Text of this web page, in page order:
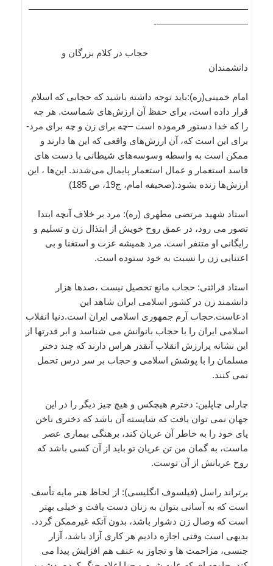
————————————————————————
——————————-
حجاب در کلام بزرگان و
دانشمندان
امام خمینی(ره):باید توجه داشته باشید که حجابی که اسلام
قرار داده است، برای حفظ آن ارزش‌های شماست. هر چه
را که خدا دستور فرموده است –چه برای زن و چه برای مرد-
برای این است که، آن ارزش‌های واقعی که این ها دارند و
ممکن است به واسطه وسوسه‌های شیطانی با دست های
فاسد استعمار و عمال استعمار پایمال می‌شدند. این‌ها ، این
ارزش‌ها زنده بشود.(صحیفه امام، ج19، ص 185)
استاد شهید مرتضی مطهری (ره): مرد بر خلاف آنچه ابتدا
تصور می رود، در عمق روح خویش از ابتذال زن و تسلیم و
رایگانی او متنفر است. مرد همیشه عزت و استغنا و بی
اعتنایی زن را نسبت به خود ستوده است.
استاد قرائتی: حجاب مانع تحصیل نیست ،صدها هزار
دانشمند زن در کشور اسلامی ایران شاهد این
ادعاست.حجاب آرم جمهوری اسلامی ایران است.دنیا انقلاب
اسلامی ایران را با حجاب بانوانش می شناسد و ابر قدرتها از
این نشانه پرارزش انقلاب آنقدر هراس دارند که چند دختر
مسلمان را با پوشش اسلامی و حجاب بر سر درس تحمل
نمی کنند.
چارلی چاپلین: دخترم هیچکس و هیچ چیز دیگر را در این
جهان نمی توان یافت که شایسته آن باشد که دختری ناخن
پای خود را به خاطر آن عریان کند، برهنگی بیماری عصر
ماست، به گمان من تن عریان تو باید از آن کسی باشد که
روح عریانش از آن توست.
برتراند راسل (فیلسوف انگلیسی): از لحاظ هنر مایه تأسف
است که به آسانی بتوان به زنان دست یافت و خیلی بهتر
است که وصال زن دشوار باشد، بدون آنکه غیرممکن گردد.
بدیهی است وقتی اجازه دادیم هر کاری آزاد باشد، آزار
جنسی، مزاحمت ها و تجاوز به عنف هم افزایش پیدا می